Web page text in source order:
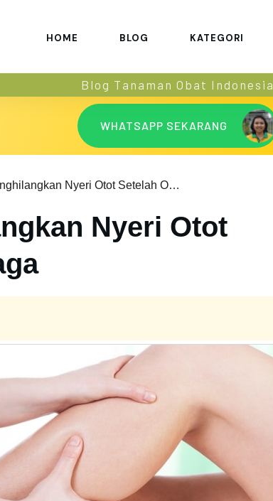
HOME BLOG KATEGORI
Blog Tanaman Obat Indonesia
WHATSAPP SEKARANG
Cara Menghilangkan Nyeri Otot Setelah Olahraga
Nyeri Otot